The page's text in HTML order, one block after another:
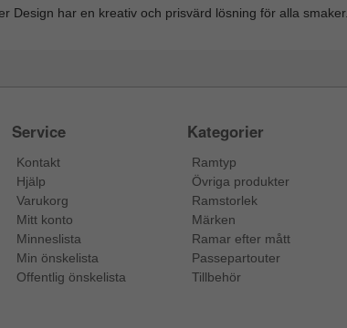
Design har en kreativ och prisvärd lösning för alla smaker.
Service
Kontakt
Hjälp
Varukorg
Mitt konto
Minneslista
Min önskelista
Offentlig önskelista
Kategorier
Ramtyp
Övriga produkter
Ramstorlek
Märken
Ramar efter mått
Passepartouter
Tillbehör